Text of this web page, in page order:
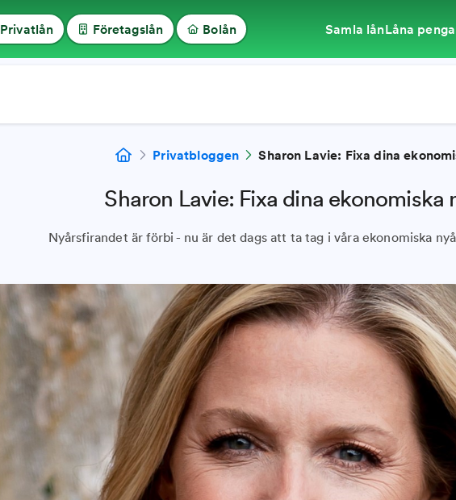
Privatlån Företagslån Bolån Samla lånLåna
Privatbloggen Sharon Lavie: Fixa dina
Sharon Lavie: Fixa dina ekonomiska
Nyårsfirandet är förbi - nu är det dags att ta tag i våra ekonomiska